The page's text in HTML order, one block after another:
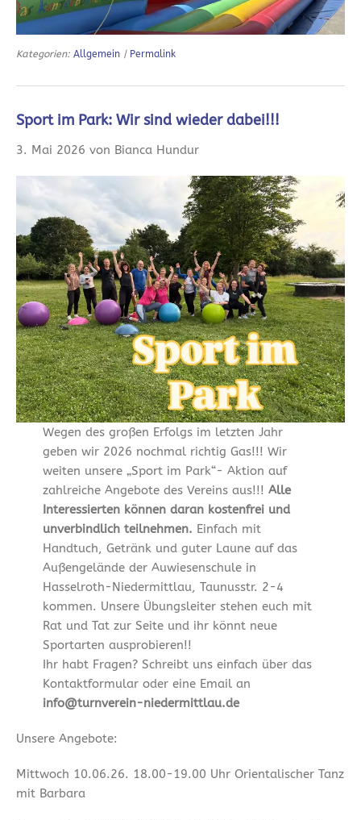
Kategorien: Allgemein | Permalink
Sport im Park: Wir sind wieder dabei!!!
3. Mai 2026 von Bianca Hundur
Wegen des großen Erfolgs im letzten Jahr
geben wir 2026 nochmal richtig Gas!!! Wir
weiten unsere „Sport im Park“- Aktion auf
zahlreiche Angebote des Vereins aus!!! Alle
Interessierten können daran kostenfrei und
unverbindlich teilnehmen. Einfach mit
Handtuch, Getränk und guter Laune auf das
Außengelände der Auwiesenschule in
Hasselroth-Niedermittlau, Taunusstr. 2-4
kommen. Unsere Übungsleiter stehen euch mit
Rat und Tat zur Seite und ihr könnt neue
Sportarten ausprobieren!!
Ihr habt Fragen? Schreibt uns einfach über das
Kontaktformular oder eine Email an
info@turnverein-niedermittlau.de
Unsere Angebote:
Mittwoch 10.06.26. 18.00-19.00 Uhr Orientalischer Tanz
mit Barbara